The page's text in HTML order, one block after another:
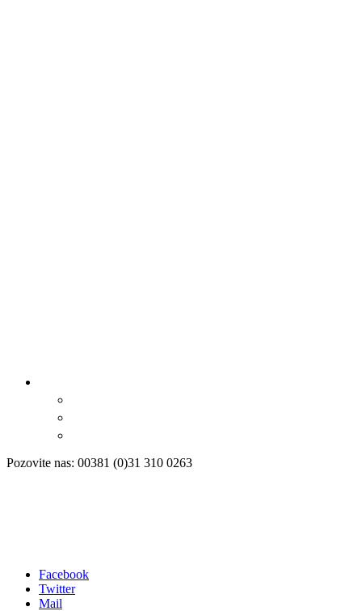
Pozovite nas: 00381 (0)31 310 0263
Facebook
Twitter
Mail